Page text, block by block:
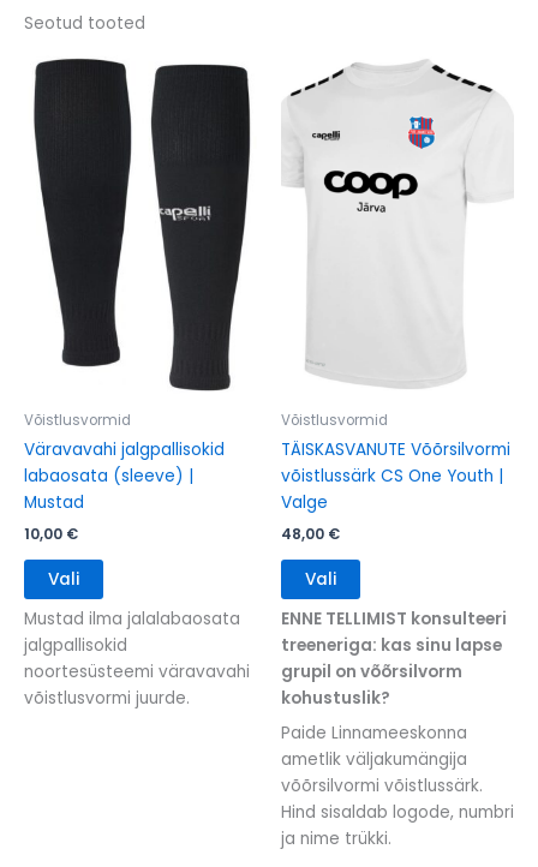
Seotud tooted
Võistlusvormid
Väravavahi jalgpallisokid
labaosata (sleeve) |
Mustad
10,00 €
Vali
This
has
multiple
variants.
The
Mustad ilma jalalabaosata
jalgpallisokid
noortesüsteemi väravavahi
võistlusvormi juurde.
Võistlusvormid
TÄISKASVANUTE Võõrsilvormi
võistlussärk CS One Youth |
Valge
48,00 €
Vali
This
has
multiple
variants.
The
options
may
be
chosen
on
ENNE TELLIMIST konsulteeri
treeneriga: kas sinu lapse
grupil on võõrsilvorm
kohustuslik?
Paide Linnameeskonna
ametlik väljakumängija
võõrsilvormi võistlussärk.
Hind sisaldab logode, numbri
ja nime trükki.